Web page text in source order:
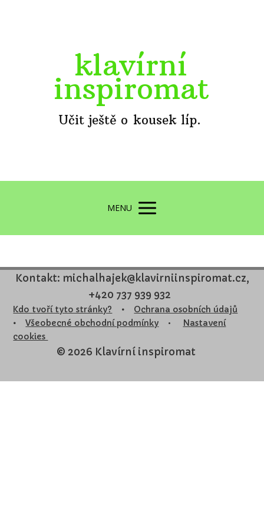
klavírní
inspiromat
Učit ještě o kousek líp.
MENU
Kontakt: michalhajek@klavirniinspiromat.cz,
+420 737 939 932
Kdo tvoří tyto stránky? •
Ochrana osobních údajů
•
Všeobecné obchodní podmínky • Nastavení
cookies
© 2026 Klavírní inspiromat